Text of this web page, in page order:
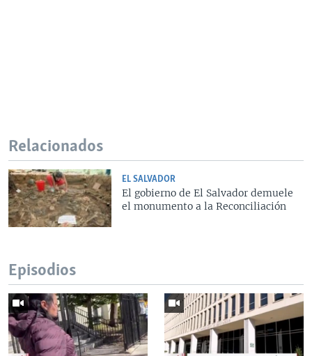
Relacionados
EL SALVADOR
El gobierno de El Salvador demuele
el monumento a la Reconciliación
Episodios